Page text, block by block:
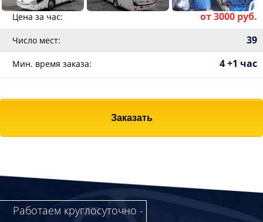
Цена за час: от 3000 руб.
Число мест: 39
Мин. время заказа: 4 +1 час
Заказать
Работаем круглосуточно -